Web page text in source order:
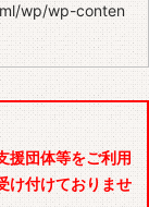
wp/wp-conten
援団体等をご利用
け付けておりませ